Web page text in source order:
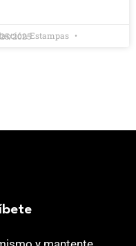
Estampas
2025